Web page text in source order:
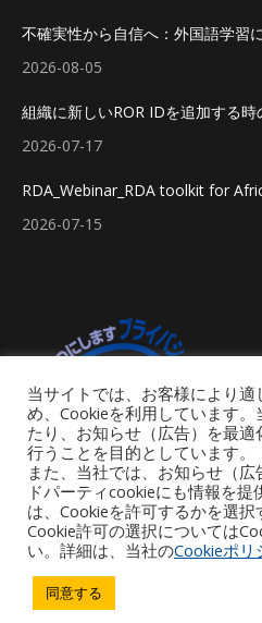
不確実性から自信へ：外国語学習
2026-08-05
組織に新しいROR IDを追加する時
2026-07-17
RDA_Webinar_RDA toolkit for
2026-07-15
Copyright © 2026 iGroup Japan. All
当サイトでは、お客様により
め、Cookieを利用しています
たり、お知らせ（広告）を最適
行うことを目的としています。
また、当社では、お知らせ（
ドパーティcookieにも情報を
は、Cookieを許可するかを選択
Cookie許可の選択については
い。詳細は、当社のCookieポリ
同意する